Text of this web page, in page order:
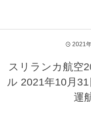
2021
スリランカ航空
ル 2021年10月
運